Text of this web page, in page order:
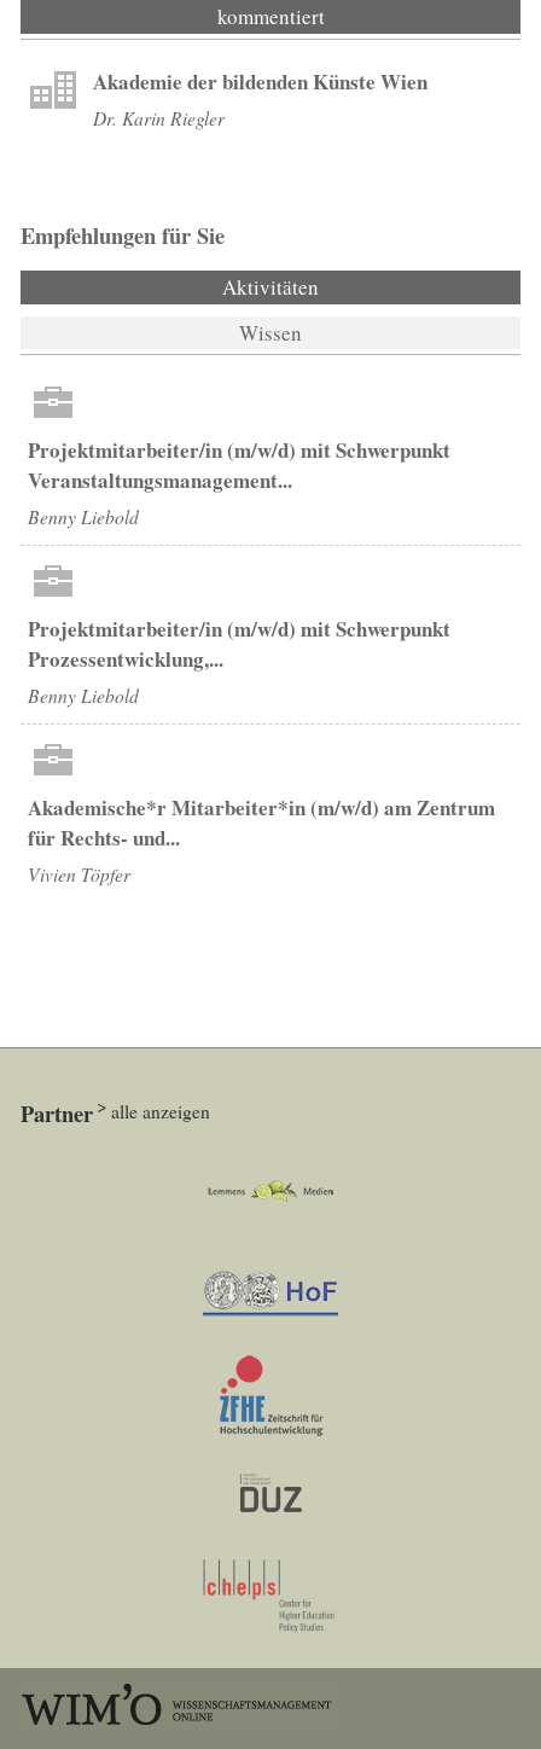
kommentiert
Akademie der bildenden Künste Wien
Dr. Karin Riegler
Empfehlungen für Sie
Aktivitäten
Wissen
Projektmitarbeiter/in (m/w/d) mit Schwerpunkt
Veranstaltungsmanagement...
Benny Liebold
Projektmitarbeiter/in (m/w/d) mit Schwerpunkt
Prozessentwicklung,...
Benny Liebold
Akademische*r Mitarbeiter*in (m/w/d) am Zentrum
für Rechts- und...
Vivien Töpfer
Partner alle anzeigen